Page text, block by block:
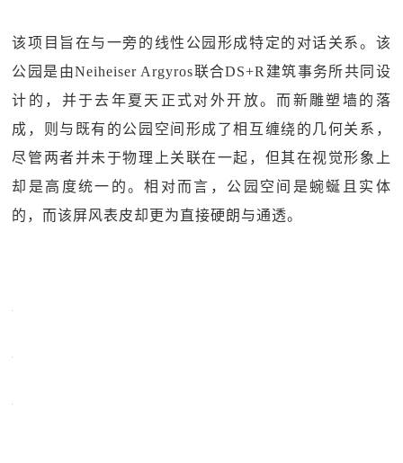
该项目旨在与一旁的线性公园形成特定的对话关系。该
公园是由Neiheiser Argyros联合DS+R建筑事务所共同设
计的，并于去年夏天正式对外开放。而新雕塑墙的落
成，则与既有的公园空间形成了相互缠绕的几何关系，
尽管两者并未于物理上关联在一起，但其在视觉形象上
却是高度统一的。相对而言，公园空间是蜿蜒且实体
的，而该屏风表皮却更为直接硬朗与通透。